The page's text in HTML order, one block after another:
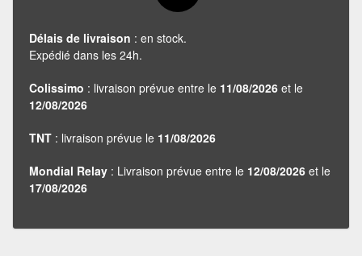
Délais de livraison : en stock.
Expédié dans les 24h.
Colissimo : livraison prévue entre le 11/08/2026 et le
12/08/2026
TNT : livraison prévue le 11/08/2026
Mondial Relay : Livraison prévue entre le 12/08/2026 et le
17/08/2026